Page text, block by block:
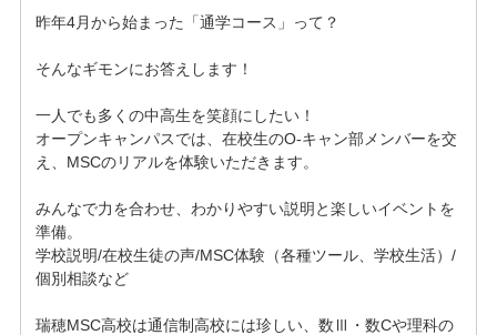
昨年4月から始まった「通学コース」って？
そんなギモンにお答えします！
一人でも多くの中高生を笑顔にしたい！
オープンキャンパスでは、在校生のO-キャン部メンバーを交
え、MSCのリアルを体験いただきます。
みんなで力を合わせ、わかりやすい説明と楽しいイベントを
準備。
学校説明/在校生徒の声/MSC体験（各種ツール、学校生活）/
個別相談など
瑞穂MSC高校は通信制高校には珍しい、数Ⅲ・数Cや理科の